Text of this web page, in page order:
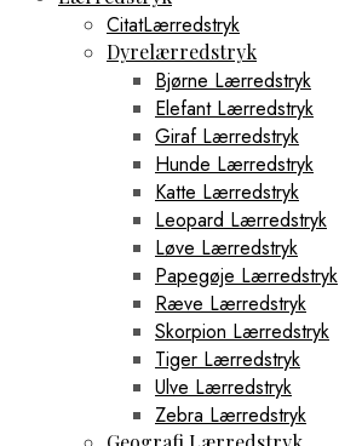
CitatLærredstryk
Dyrelærredstryk
Bjørne Lærredstryk
Elefant Lærredstryk
Giraf Lærredstryk
Hunde Lærredstryk
Katte Lærredstryk
Leopard Lærredstryk
Løve Lærredstryk
Papegøje Lærredstryk
Ræve Lærredstryk
Skorpion Lærredstryk
Tiger Lærredstryk
Ulve Lærredstryk
Zebra Lærredstryk